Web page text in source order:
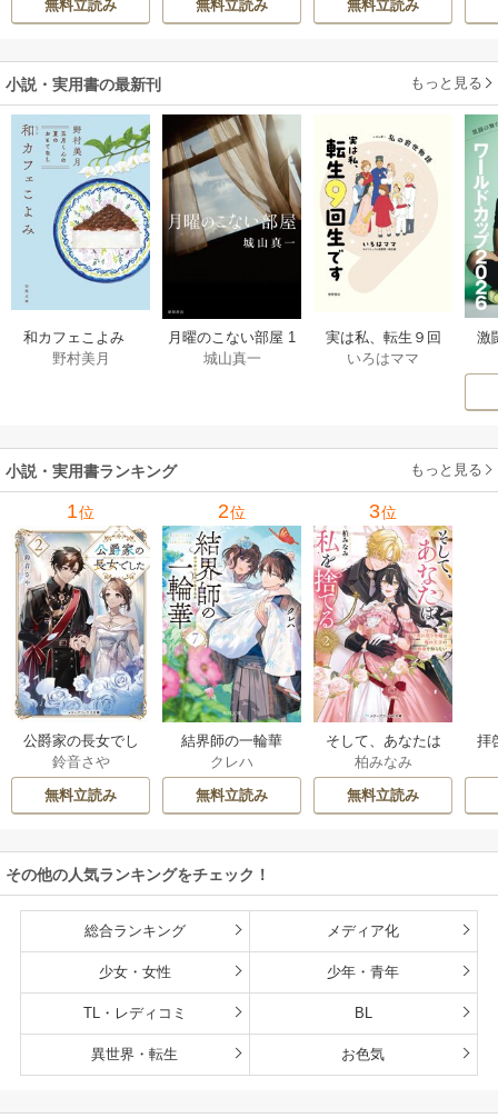
無料立読み
きたのがヤバい男
無料立読み
陛下に溺愛されて
無料立読み
小説・実用書の最新刊 もっと見る
和カフェこよみ
五月くんの夏のお
野村美月
月曜のこない部屋 1
巻
城山真一
実は私、転生９回
生です マンガ
いろはママ
激
小説・実用書ランキング もっと見る
1位
公爵家の長女でし
た
鈴音さや
無料立読み
2位
結界師の一輪華
クレハ
無料立読み
3位
そして、あなたは
私を捨てる
柏みなみ
無料立読み
拝
その他の人気ランキングをチェック！
総合ランキング メディア化
少女・女性 少年・青年
TL・レディコミ BL
異世界・転生 お色気